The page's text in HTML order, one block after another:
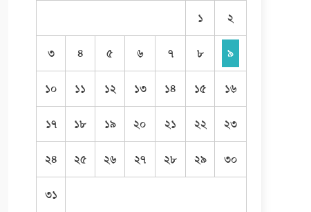
১ ২
৩ ৪ ৫ ৬ ৭ ৮ ৯
১০ ১১ ১২ ১৩ ১৪ ১৫ ১৬
১৭ ১৮ ১৯ ২০ ২১ ২২ ২৩
২৪ ২৫ ২৬ ২৭ ২৮ ২৯ ৩০
৩১